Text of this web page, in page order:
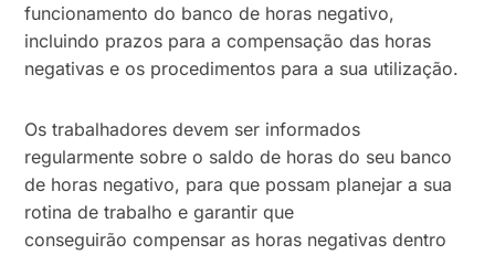
funcionamento do banco de horas negativo,
incluindo prazos para a compensação das horas
negativas e os procedimentos para a sua utilização.
Os trabalhadores devem ser informados
regularmente sobre o saldo de horas do seu banco
de horas negativo, para que possam planejar a sua
rotina de trabalho e garantir que
conseguirão compensar as horas negativas dentro